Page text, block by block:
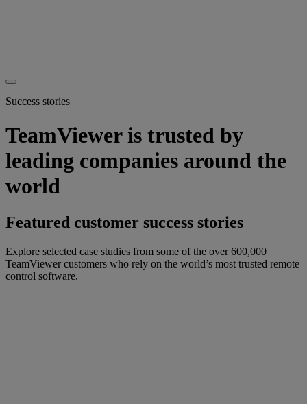
Success stories
TeamViewer is trusted by
leading companies around the
world
Featured customer success stories
Explore selected case studies from some of the over 600,000
TeamViewer customers who rely on the world’s most trusted remote
control software.